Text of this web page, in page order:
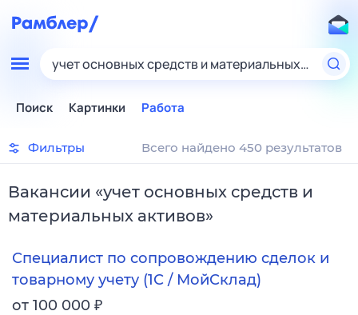
учет основных средств и материальных активов
Поиск Картинки Работа
Фильтры Всего найдено 450 результатов
Вакансии «учет основных средств и
материальных активов»
Специалист по сопровождению сделок и
товарному учету (1С / МойСклад)
от 100 000 ₽